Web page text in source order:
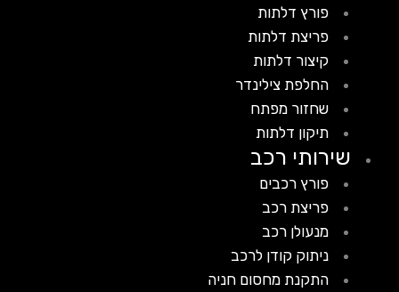
פורץ דלתות
פריצת דלתות
קיצור דלתות
החלפת צילינדר
שחזור מפתח
תיקון דלתות
שירותי רכב
פורץ רכבים
פריצת רכב
מנעולן רכב
ניתוק קודן לרכב
התקנת מחסום חניה